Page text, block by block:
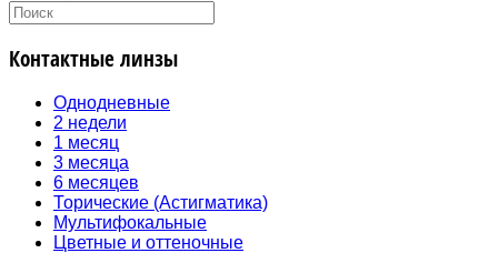
Контактные линзы
Однодневные
2 недели
1 месяц
3 месяца
6 месяцев
Торические (Астигматика)
Мультифокальные
Цветные и оттеночные